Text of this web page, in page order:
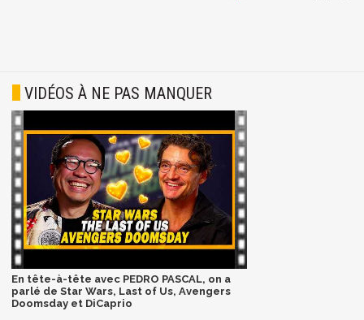
VIDÉOS À NE PAS MANQUER
En tête-à-tête avec PEDRO PASCAL, on a
parlé de Star Wars, Last of Us, Avengers
Doomsday et DiCaprio